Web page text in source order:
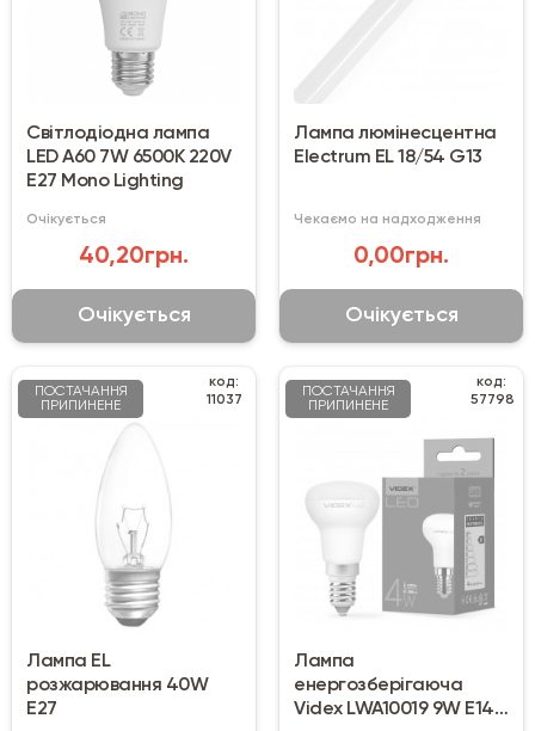
Світлодіодна лампа
LED A60 7W 6500K 220V
E27 Mono Lighting
Очікується
40,20грн.
Очікується
Лампа люмінесцентна
Electrum EL 18/54 G13
Чекаємо на надходження
0,00грн.
Очікується
ПОСТАЧАННЯ
ПРИПИНЕНЕ
код:
11037
Лампа EL
розжарювання 40W
E27
ПОСТАЧАННЯ
ПРИПИНЕНЕ
код:
57798
Лампа
енергозберігаюча
Videx LWA10019 9W E14